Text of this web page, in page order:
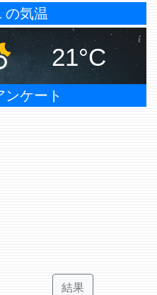
の気温
21°C
ンケート
結果